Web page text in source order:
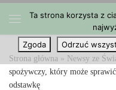
Przejdź do treści
Strona główna » Newsy ze
spożywczy, który może
odstawkę
Ta strona korzysta z
Zgoda
Odrzuć